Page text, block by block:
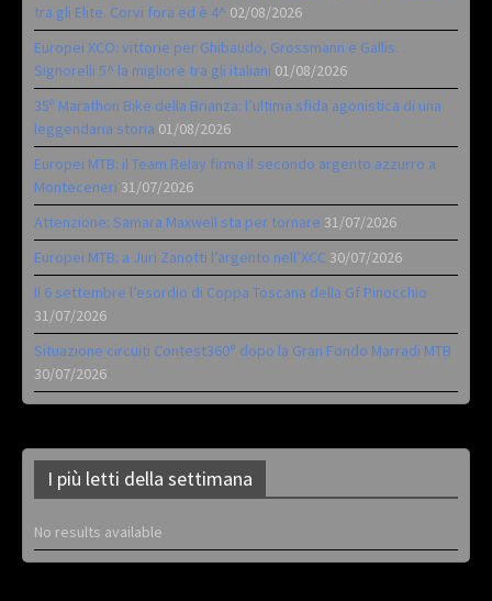
tra gli Elite. Corvi fora ed è 4^ 02/08/2026
Europei XCO: vittorie per Ghibaudo, Grossmann e Gallis.
Signorelli 5^ la migliore tra gli italiani 01/08/2026
35ª Marathon Bike della Brianza: l’ultima sfida agonistica di una
leggendaria storia 01/08/2026
Europei MTB: il Team Relay firma il secondo argento azzurro a
Monteceneri 31/07/2026
Attenzione: Samara Maxwell sta per tornare 31/07/2026
Europei MTB: a Juri Zanotti l’argento nell’XCC 30/07/2026
Il 6 settembre l’esordio di Coppa Toscana della Gf Pinocchio
31/07/2026
Situazione circuiti Contest360° dopo la Gran Fondo Marradi MTB
30/07/2026
I più letti della settimana
No results available